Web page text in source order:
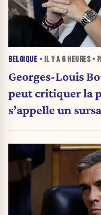
BELGIQUE • IL Y A 6 HEURES•
Georges-Louis
peut critiquer la
s’appelle un